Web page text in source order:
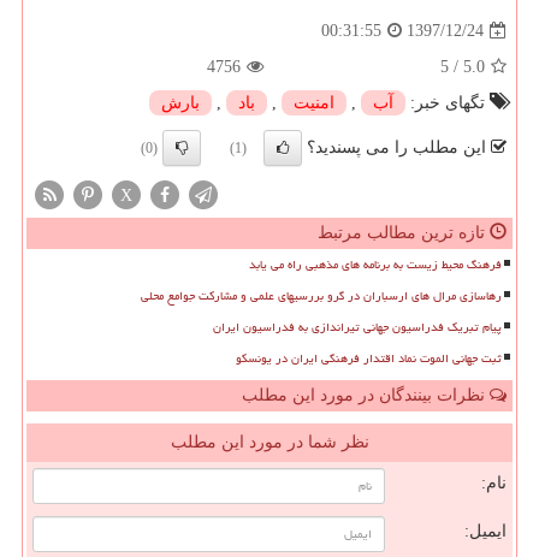
1397/12/24
00:31:55
5.0
/
5
4756
تگهای خبر:
آب , امنیت , باد , بارش
این مطلب را می پسندید؟ (1)
(0)
X
تازه ترین مطالب مرتبط
فرهنگ محیط زیست به برنامه های مذهبی راه می یابد
رهاسازی مرال های ارسباران در گرو بررسیهای علمی و مشارکت جوامع محلی
پیام تبریک فدراسیون جهانی تیراندازی به فدراسیون ایران
ثبت جهانی الموت نماد اقتدار فرهنگی ایران در یونسکو
نظرات بینندگان در مورد این مطلب
نظر شما در مورد این مطلب
نام:
ایمیل: